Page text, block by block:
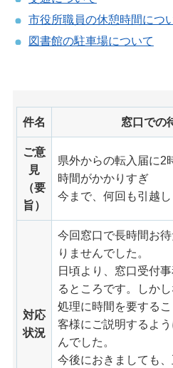
市役所職員の休憩時間につ
図書館の駐車場について
件名 窓口での
ご意
見
（要
旨）
県外からの転入届に2
時間がかかりすぎ
今まで、何回も引越
対応
状況
今回窓口で長時間お
りませんでした。
日頃より、窓口受付
るところです。しか
処理に時間を要する
客様にご説明するよ
んでした。
今後におきましても